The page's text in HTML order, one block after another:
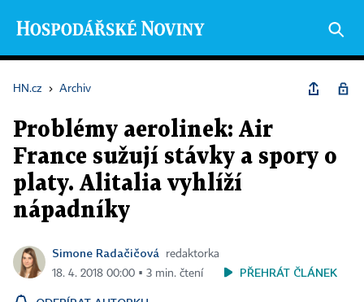
HN.cz › Archiv
Problémy aerolinek: Air
France sužují stávky a spory o
platy. Alitalia vyhlíží
nápadníky
Simone Radačičová
redaktorka
18. 4. 2018 00:00 ▪ 3 min. čtení
PŘEHRÁT ČLÁNEK